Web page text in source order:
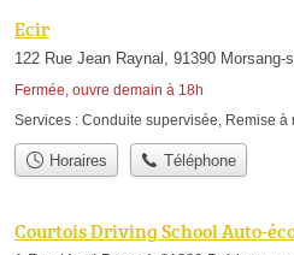
Ecir
122 Rue Jean Raynal, 91390 Morsang-
Fermée, ouvre demain à 18h
Services : Conduite supervisée Remise à
Horaires Téléphone
Courtois Driving School Auto-